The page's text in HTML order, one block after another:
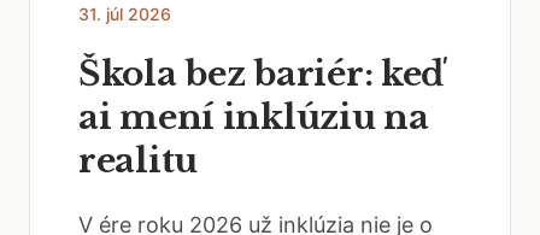
31. júl 2026
Škola bez bariér: keď
ai mení inklúziu na
realitu
V ére roku 2026 už inklúzia nie je o